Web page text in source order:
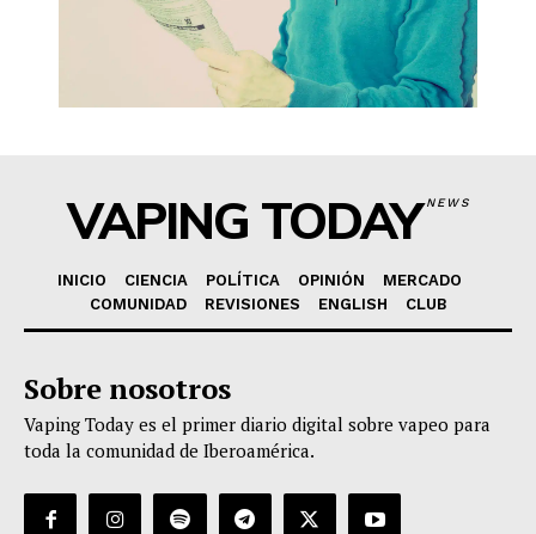
VAPING TODAYNEWS
INICIO CIENCIA POLÍTICA OPINIÓN
MERCADO
COMUNIDAD
REVISIONES ENGLISH CLUB
Sobre nosotros
Vaping Today es el primer diario digital sobre vapeo para
toda la comunidad de Iberoamérica.